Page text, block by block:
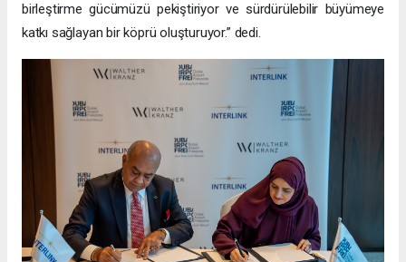
birleştirme gücümüzü pekiştiriyor ve sürdürülebilir büyümeye
katkı sağlayan bir köprü oluşturuyor.” dedi.